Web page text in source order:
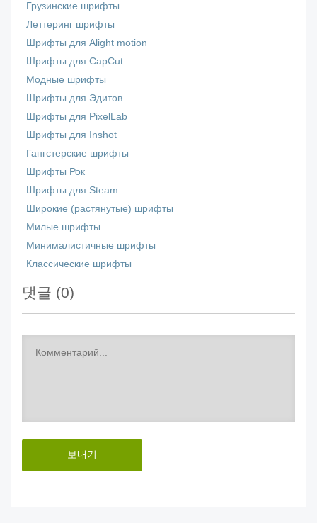
Грузинские шрифты
Леттеринг шрифты
Шрифты для Alight motion
Шрифты для CapCut
Модные шрифты
Шрифты для Эдитов
Шрифты для PixelLab
Шрифты для Inshot
Гангстерские шрифты
Шрифты Рок
Шрифты для Steam
Широкие (растянутые) шрифты
Милые шрифты
Минималистичные шрифты
Классические шрифты
댓글 (0)
보내기